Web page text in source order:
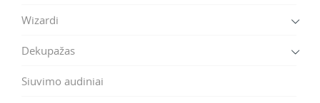
Wizardi
Dekupažas
Siuvimo audiniai